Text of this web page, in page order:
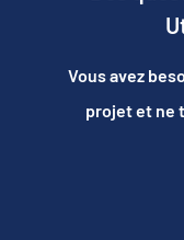
Vous avez
projet et ne